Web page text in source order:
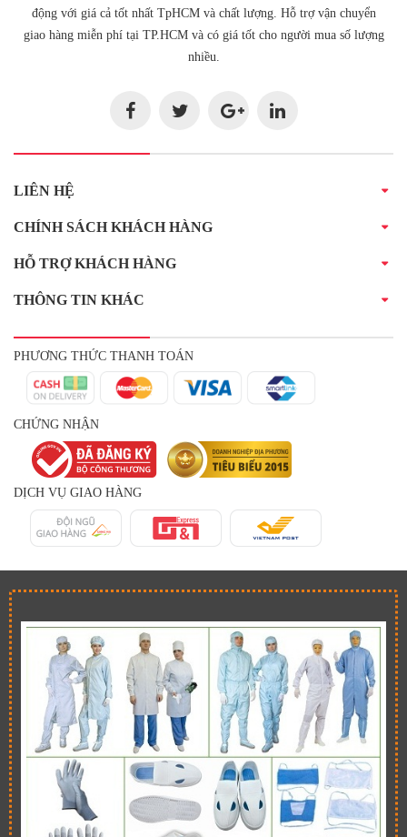
động với giá cả tốt nhất TpHCM và chất lượng. Hỗ trợ vận chuyển
giao hàng miễn phí tại TP.HCM và có giá tốt cho người mua số lượng
nhiều.
LIÊN HỆ
CHÍNH SÁCH KHÁCH HÀNG
HỖ TRỢ KHÁCH HÀNG
THÔNG TIN KHÁC
PHƯƠNG THỨC THANH TOÁN
CHỨNG NHẬN
DỊCH VỤ GIAO HÀNG